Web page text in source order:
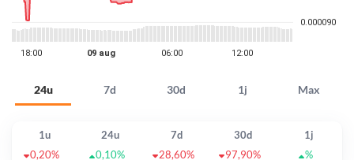
24u 7d 30d 1j Max
1u 24u 7d 30d
1j
0,20%
0,10% 28,60% 97,90% %